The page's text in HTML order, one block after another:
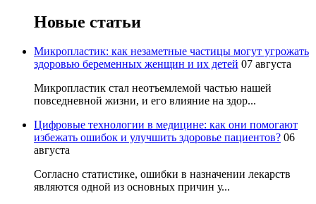
Новые статьи
Микропластик: как незаметные частицы могут угрожать
здоровью беременных женщин и их детей 07 августа
Микропластик стал неотъемлемой частью нашей
повседневной жизни, и его влияние на здор...
Цифровые технологии в медицине: как они помогают
избежать ошибок и улучшить здоровье пациентов? 06
августа
Согласно статистике, ошибки в назначении лекарств
являются одной из основных причин у...